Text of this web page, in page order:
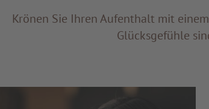
Krönen Sie Ihren Aufenthalt mit
Glücksgefühle